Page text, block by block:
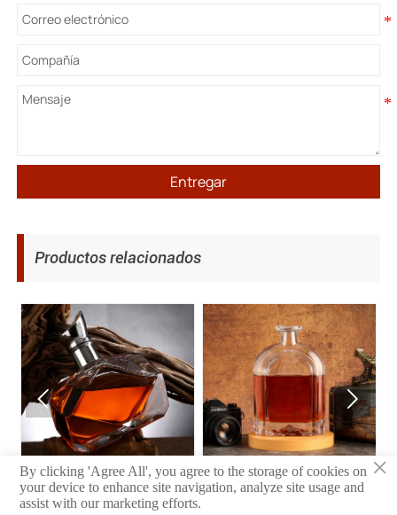
Entregar
Productos relacionados
Botella de vino Botella de vino
 
×
By clicking 'Agree All', you agree to the storage of cookies on
your device to enhance site navigation, analyze site usage and
assist with our marketing efforts.